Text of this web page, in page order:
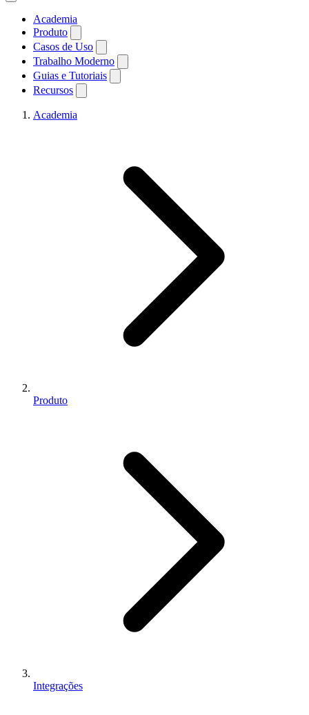
Academia
Produto
Casos de Uso
Trabalho Moderno
Guias e Tutoriais
Recursos
Academia
Produto
Integrações